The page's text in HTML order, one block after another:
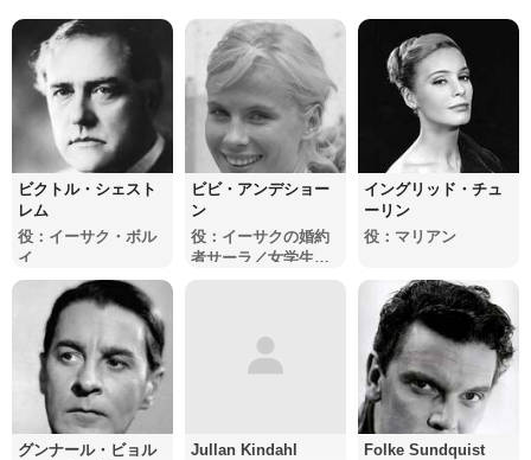
ビクトル・シェスト
レム
役：イーサク・ボル
イ
ビビ・アンデショー
ン
役：イーサクの婚約
者サーラ／女学生サ
イングリッド・チュ
ーリン
役：マリアン
グンナール・ビョル
Jullan Kindahl Folke Sundquist